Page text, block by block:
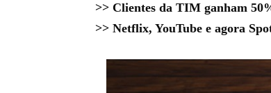
>> Clientes da TIM ganham
>>Netflix, YouTube e agora